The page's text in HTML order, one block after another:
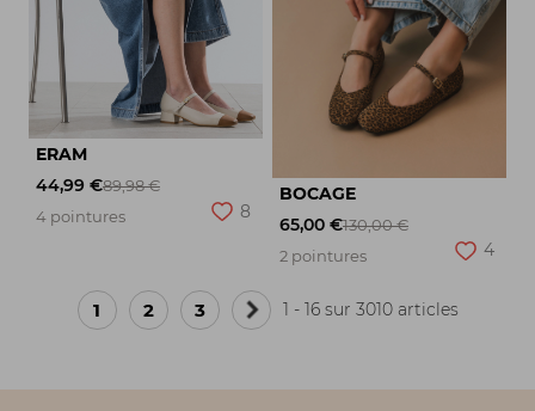
ERAM
44,99 €89,98 €
4 pointures
8
BOCAGE
65,00 €130,00 €
2 pointures
4
1 2 3
Page
1 - 16 sur 3010 articles